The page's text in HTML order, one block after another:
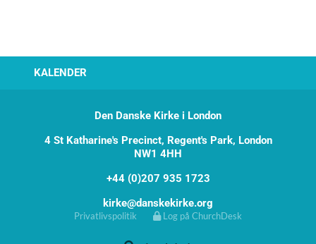
KALENDER
Den Danske Kirke i London
4 St Katharine's Precinct, Regent's Park, London
NW1 4HH
+44 (0)207 935 1723
kirke@danskekirke.org
Privatlivspolitik Log på ChurchDesk